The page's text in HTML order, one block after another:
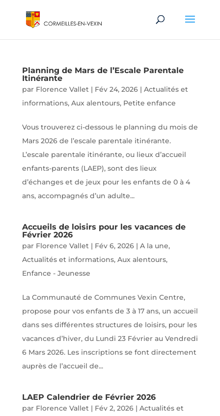
Planning de Mars de l’Escale Parentale
Itinérante
par Florence Vallet| Fév 24, 2026| Actualités et
informations, Aux alentours, Petite enfance
Vous trouverez ci-dessous le planning du mois de
Mars 2026 de l’escale parentale itinérante.
L’escale parentale itinérante, ou lieux d’accueil
enfants-parents (LAEP), sont des lieux
d’échanges et de jeux pour les enfants de 0 à 4
ans, accompagnés d’un adulte...
Accueils de loisirs pour les vacances de
Février 2026
par Florence Vallet| Fév 6, 2026| A la une,
Actualités et informations, Aux alentours,
Enfance - Jeunesse
La Communauté de Communes Vexin Centre,
propose pour vos enfants de 3 à 17 ans, un accueil
dans ses différentes structures de loisirs, pour les
vacances d’hiver, du Lundi 23 Février au Vendredi
6 Mars 2026. Les inscriptions se font directement
auprès de l’accueil de...
LAEP Calendrier de Février 2026
par Florence Vallet| Fév 2, 2026| Actualités et